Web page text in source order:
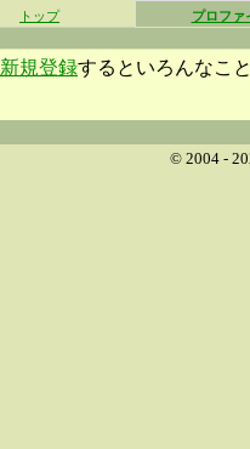
トップ プロファ
新規登録するといろんなこ
© 2004 -